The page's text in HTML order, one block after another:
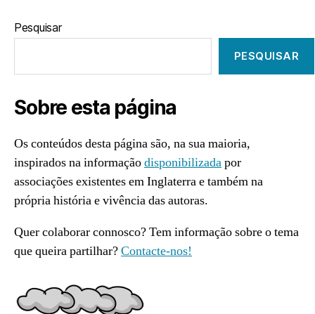
Pesquisar
PESQUISAR
Sobre esta página
Os conteúdos desta página são, na sua maioria,
inspirados na informaçãodisponibilizadapor
associações existentes em Inglaterra e também na
própria história e vivência das autoras.
Quer colaborar connosco? Tem informação sobre o tema
que queira partilhar?Contacte-nos!